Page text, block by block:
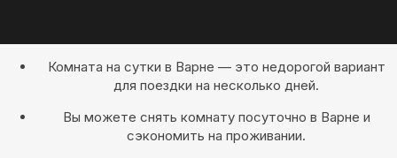
Комната на сутки в Варне — это недорогой вариант
для поездки на несколько дней.
Вы можете снять комнату посуточно в Варне и
сэкономить на проживании.